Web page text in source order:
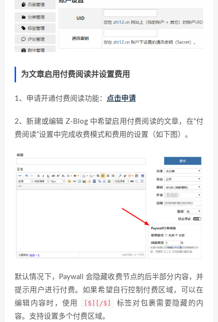
为文章启用付费阅读并设置费用
1、申请开通付费阅读功能： 点击申请
2、新建或编辑 Z-Blog 中希望启用付费阅读的文章，在“付
费阅读”设置中完成收费模式和费用的设置（如下图）。
默认情况下，Paywall 会隐藏收费节点的后半部分内容，并
提示用户进行付费。如果希望自行控制付费区域，可以在
编辑内容时，使用
[$][/$]
标签对包裹需要隐藏的内
容。支持设置多个付费区域。